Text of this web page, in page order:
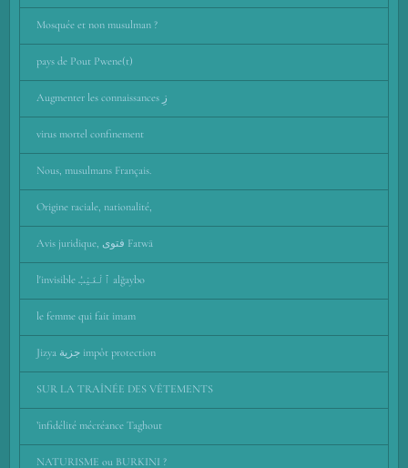
Mosquée et non musulman ?
pays de Pout Pwene(t)
Augmenter les connaissances زِ
virus mortel confinement
Nous, musulmans Français.
Origine raciale, nationalité,
Avis juridique, فتوى Fatwā
l'invisible ٱلْغَيْبُ alğaybo
le femme qui fait imam
Jizya جزية impôt protection
SUR LA TRAÎNÉE DES VÊTEMENTS
’infidélité mécréance Taghout
NATURISME ou BURKINI ?